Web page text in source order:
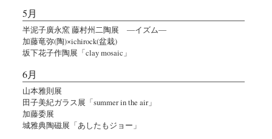
5月
半泥子廣永窯 藤村州二陶展 ―イズム―
加藤竜弥(陶)×ichirock(盆栽)
坂下花子作陶展「clay mosaic」
6月
山本雅則展
田子美紀ガラス展「summer in the air」
加藤委展
城雅典陶磁展「あしたもジョー」